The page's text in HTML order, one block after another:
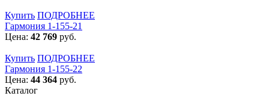
Купить ПОДРОБНЕЕ
Гармония 1-155-21
Цена: 42 769 руб.
Купить ПОДРОБНЕЕ
Гармония 1-155-22
Цена: 44 364 руб.
Каталог